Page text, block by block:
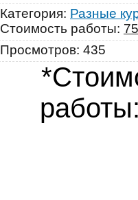
Категория: Разные
Стоимость работы:
Просмотров: 435